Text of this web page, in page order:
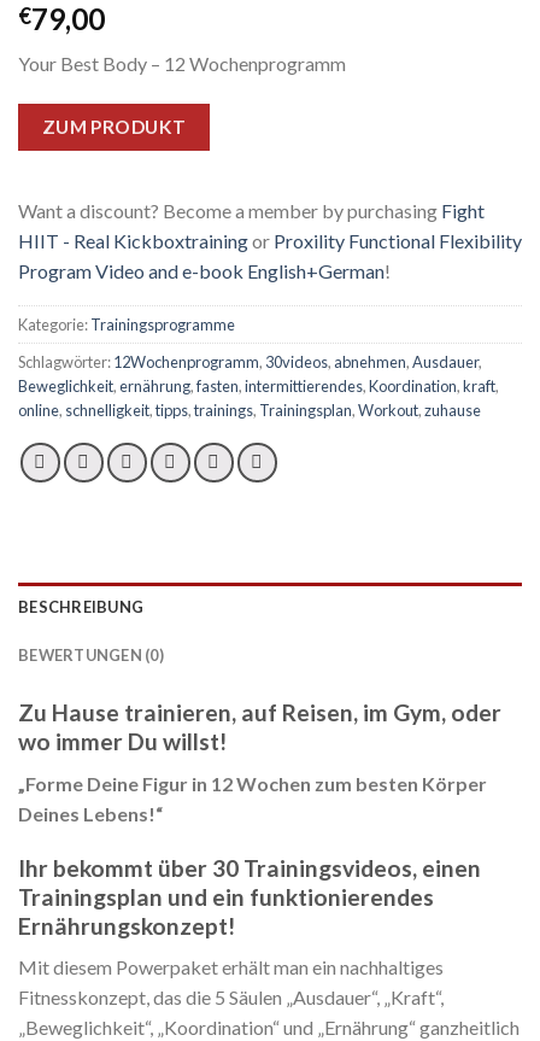
€79,00
Your Best Body – 12 Wochenprogramm
ZUM PRODUKT
Want a discount? Become a member by purchasing Fight
HIIT - Real Kickboxtrainingor Proxility Functional Flexibility
Program Video and e-book English+German!
Kategorie:Trainingsprogramme
Schlagwörter:12Wochenprogramm, 30videos, abnehmen,Ausdauer,
Beweglichkeit,ernährung,fasten,intermittierendes,Koordination,kraft,
online, schnelligkeit,tipps,trainings, Trainingsplan,Workout,zuhause
BESCHREIBUNG
BEWERTUNGEN (0)
Zu Hause trainieren, auf Reisen, im Gym, oder
wo immer Du willst!
„Forme Deine Figur in 12 Wochen zum besten Körper
Deines Lebens!“
Ihr bekommt über 30 Trainingsvideos, einen
Trainingsplan und ein funktionierendes
Ernährungskonzept!
Mit diesem Powerpaket erhält man ein nachhaltiges
Fitnesskonzept, das die 5 Säulen „Ausdauer“, „Kraft“,
„Beweglichkeit“, „Koordination“ und „Ernährung“ ganzheitlich